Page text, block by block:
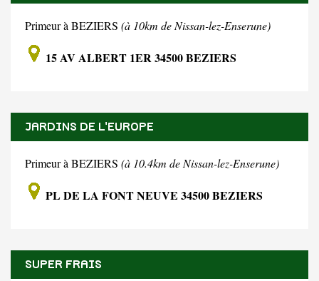
Primeur à BEZIERS (à 10km de Nissan-lez-Enserune)
15 AV ALBERT 1ER 34500 BEZIERS
JARDINS DE L'EUROPE
Primeur à BEZIERS (à 10.4km de Nissan-lez-Enserune)
PL DE LA FONT NEUVE 34500 BEZIERS
SUPER FRAIS